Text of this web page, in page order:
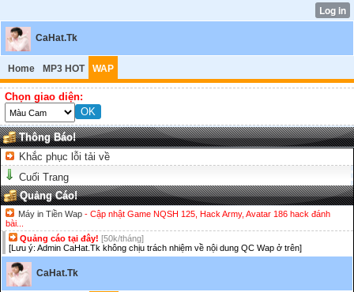
CaHat.Tk
Home MP3 HOT WAP
Chọn giao diện:
Thông Báo!
Khắc phục lỗi tải về
Cuối Trang
Quảng Cáo!
Máy in Tiền Wap - Cập nhật Game NQSH 125, Hack Army, Avatar 186 hack đánh
bài...
Quảng cáo tại đây! [50k/tháng]
[Lưu ý: Admin CaHat.Tk không chịu trách nhiệm về nội dung QC Wap ở trên]
CaHat.Tk